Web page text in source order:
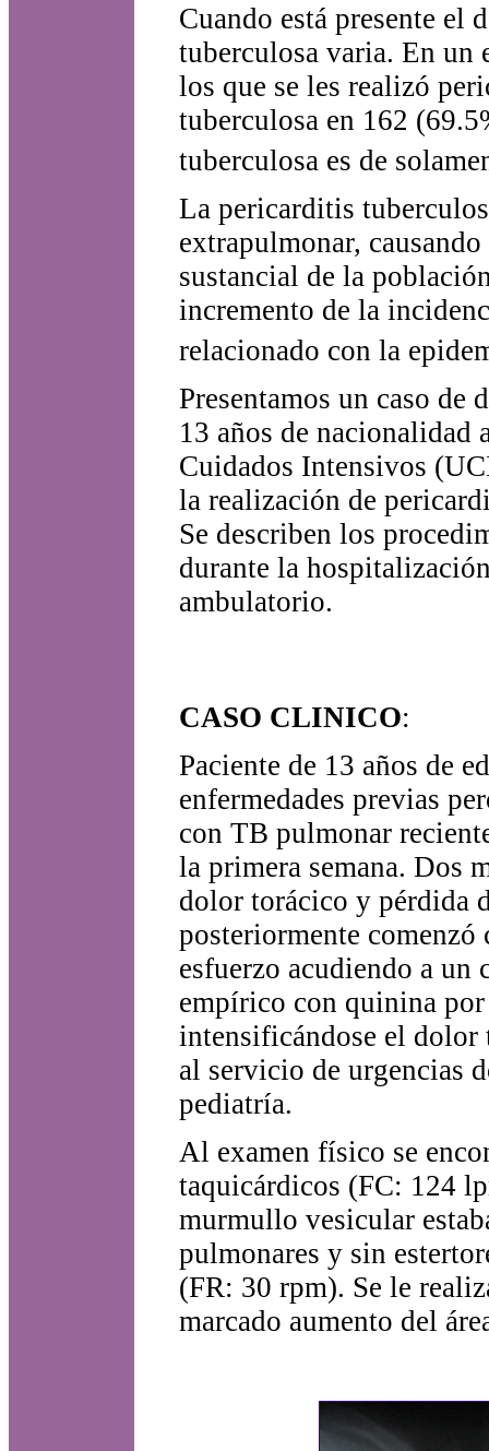
Cuando está presente el
tuberculosa varia. En un
los que se les realizó
tuberculosa en 162
tuberculosa es de
La pericarditis
extrapulmonar,
sustancial de la
incremento de la
relacionado con la
Presentamos un caso de
13 años de nacionalidad
Cuidados Intensivos
la realización de
Se describen los
durante la
ambulatorio.
CASO CLINICO:
Paciente de 13 años de
enfermedades previas
con TB pulmonar
la primera semana. Dos
dolor torácico y pérdida
posteriormente
esfuerzo acudiendo a
empírico con quinina
intensificándose el
al servicio de urgencias
pediatría.
Al examen físico se
taquicárdicos (FC: 124
murmullo vesicular
pulmonares y sin
(FR: 30 rpm). Se le
marcado aumento del